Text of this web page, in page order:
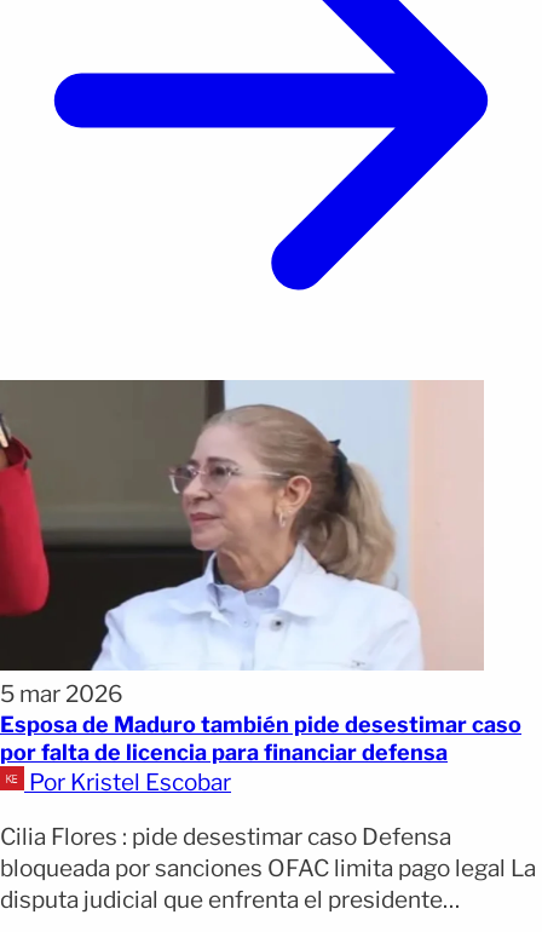
5 mar 2026
Esposa de Maduro también pide desestimar caso
por falta de licencia para financiar defensa
Por Kristel Escobar
Cilia Flores : pide desestimar caso Defensa
bloqueada por sanciones OFAC limita pago legal La
disputa judicial que enfrenta el presidente